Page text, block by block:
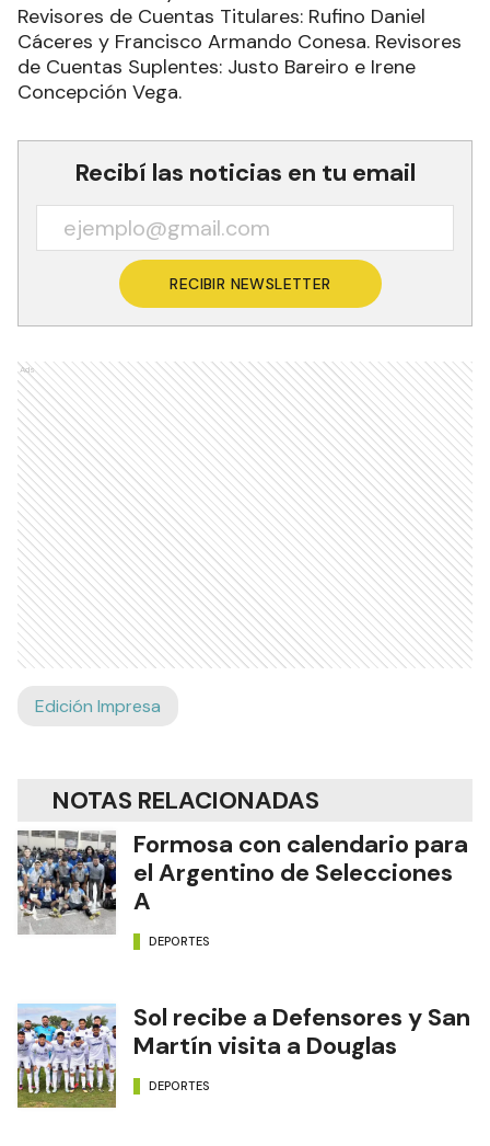
Revisores de Cuentas Titulares: Rufino Daniel
Cáceres y Francisco Armando Conesa. Revisores
de Cuentas Suplentes: Justo Bareiro e Irene
Concepción Vega.
Recibí las noticias en tu email
RECIBIR NEWSLETTER
Ads
Edición Impresa
NOTAS RELACIONADAS
Formosa con calendario para
el Argentino de Selecciones
A
DEPORTES
Sol recibe a Defensores y San
Martín visita a Douglas
DEPORTES